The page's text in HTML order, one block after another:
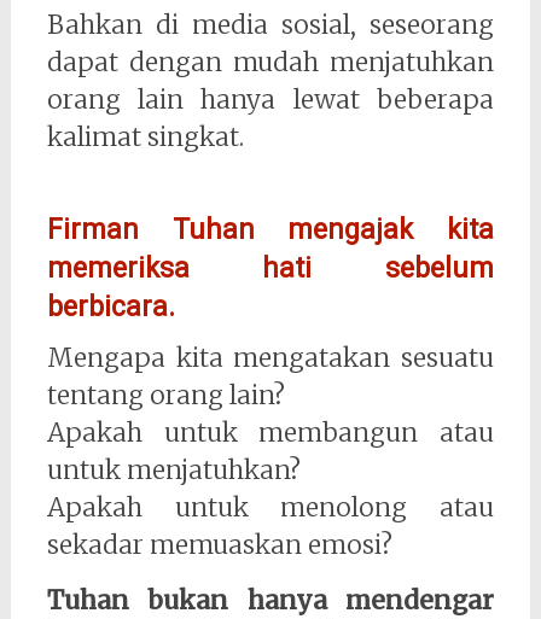
Bahkan di media sosial, seseorang
dapat dengan mudah menjatuhkan
orang lain hanya lewat beberapa
kalimat singkat.
Firman Tuhan mengajak kita
memeriksa hati sebelum
berbicara.
Mengapa kita mengatakan sesuatu
tentang orang lain?
Apakah untuk membangun atau
untuk menjatuhkan?
Apakah untuk menolong atau
sekadar memuaskan emosi?
Tuhan bukan hanya mendengar